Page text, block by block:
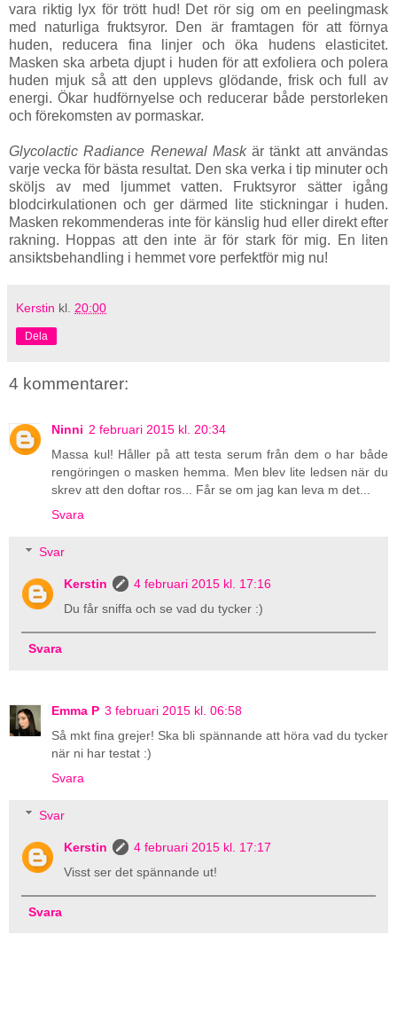
vara riktig lyx för trött hud! Det rör sig om en peelingmask
med naturliga fruktsyror. Den är framtagen för att förnya
huden, reducera fina linjer och öka hudens elasticitet.
Masken ska arbeta djupt i huden för att exfoliera och polera
huden mjuk så att den upplevs glödande, frisk och full av
energi. Ökar hudförnyelse och reducerar både perstorleken
och förekomsten av pormaskar.
Glycolactic Radiance Renewal Maskär tänkt att användas
varje vecka för bästa resultat. Den ska verka i tip minuter och
sköljs av med ljummet vatten. Fruktsyror sätter igång
blodcirkulationen och ger därmed lite stickningar i huden.
Masken rekommenderas inte för känslig hud eller direkt efter
rakning. Hoppas att den inte är för stark för mig. En liten
ansiktsbehandling i hemmet vore perfektför mig nu!
Kerstin kl. 20:00
Dela
4 kommentarer:
Ninni 2 februari 2015 kl. 20:34
Massa kul! Håller på att testa serum från dem o har både
rengöringen o masken hemma. Men blev lite ledsen när du
skrev att den doftar ros... Får se om jag kan leva m det...
Svara
Svar
Kerstin
4 februari 2015 kl. 17:16
Du får sniffa och se vad du tycker :)
Svara
Emma P 3 februari 2015 kl. 06:58
Så mkt fina grejer! Ska bli spännande att höra vad du tycker
när ni har testat :)
Svara
Svar
Kerstin
4 februari 2015 kl. 17:17
Visst ser det spännande ut!
Svara